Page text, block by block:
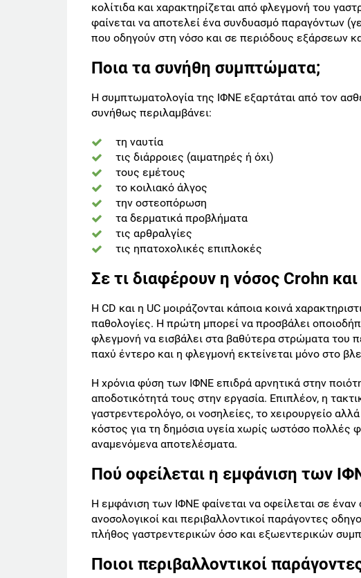
κολίτιδα και χαρακτηρίζεται από φλεγμονή του
φαίνεται να αποτελεί ένα συνδυασμό παραγόντων
που οδηγούν στη νόσο και σε περιόδους εξάρσεων
Ποια τα συνήθη συμπτώματα;
Η συμπτωματολογία της ΙΦΝΕ εξαρτάται από τον
συνήθως περιλαμβάνει:
τη ναυτία
τις διάρροιες (αιματηρές ή όχι)
τους εμέτους
το κοιλιακό άλγος
την οστεοπόρωση
τα δερματικά προβλήματα
τις αρθραλγίες
τις ηπατοχολικές επιπλοκές
Σε τι διαφέρουν η νόσος Crohn
Η CD και η UC μοιράζονται κάποια κοινά
παθολογίες. Η πρώτη μπορεί να προσβάλει
φλεγμονή να εισβάλει στα βαθύτερα στρώματα
παχύ έντερο και η φλεγμονή εκτείνεται μόνο στο
Η χρόνια φύση των ΙΦΝΕ επιδρά αρνητικά στην
αποδοτικότητά τους στην εργασία. Επιπλέον, η
γαστρεντερολόγο, οι νοσηλείες, το χειρουργείο
κόστος για τη δημόσια υγεία χωρίς ωστόσο πολλές
αναμενόμενα αποτελέσματα.
Πού οφείλεται η εμφάνιση των
Η εμφάνιση των ΙΦΝΕ φαίνεται να οφείλεται σε
ανοσολογικοί και περιβαλλοντικοί παράγοντες
πλήθος γαστρεντερικών όσο και εξωεντερικών
Ποιοι περιβαλλοντικοί